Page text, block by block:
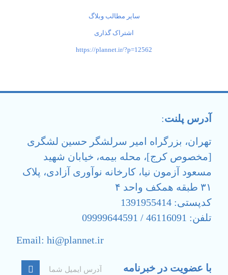
سایر مطالب وبلاگ
اشتراک گذاری
https://plannet.ir/?p=12562
آدرس پلنت:
تهران، بزرگراه امیر سرلشگر حسین لشگری
[مخصوص کرج]، محله بیمه، خیابان شهید
مسعود آزمون نیا، کارخانه نوآوری آزادی، پلاک
۳۱ طبقه همکف واحد ۴
کدپستی: 1391955414
تلفن: 46116091 / 09999644591
Email: hi@plannet.ir
با عضویت در خبرنامه